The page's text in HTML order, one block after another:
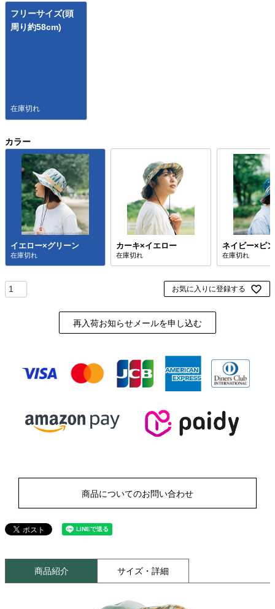
フリーサイズ(頭
周り約58cm)
在庫切れ
カラー
イエロー×グリーン カーキ×イエロー ネイビー×ピ
お気に入りに登録する
再入荷お知らせメールを申し込む
商品についてのお問い合わせ
商品紹介 サイズ・詳細